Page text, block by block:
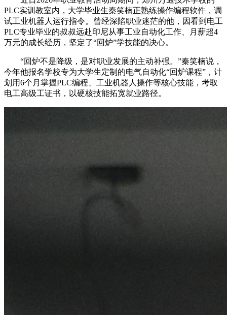
PLC实训教室内，大学毕业生秦笑楠正熟练操作编程软件，调
试工业机器人运行指令。曾经深陷职业迷茫的他，因看到电工
PLC专业毕业的叔叔远赴印尼从事工业自动化工作、月薪超4
万元的成长经历，坚定了“回炉”学技能的决心。
“回炉不是降级，是对职业发展的主动补强。”秦笑楠说，
今年他报名学校专为大学生定制的电气自动化“回炉课程”，计
划用6个月掌握PLC编程、工业机器人操作等核心技能，考取
电工高级工证书，以硬核技能拓宽就业路径。